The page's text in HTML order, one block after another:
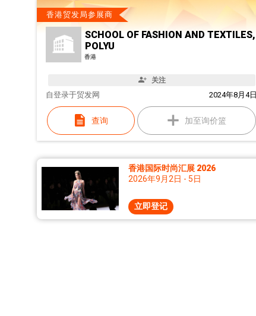
香港贸发局参展商
SCHOOL OF FASHION AND TEXTILES,
POLYU
香港
关注
自 2024年8月4日
登录于贸发网
查询 加至询价篮
香港国际时尚汇展 2026
2026年9月2日 - 5日
立即登记